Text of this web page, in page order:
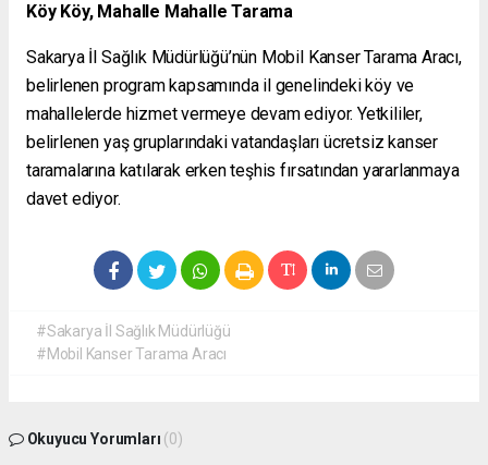
Köy Köy, Mahalle Mahalle Tarama
Sakarya İl Sağlık Müdürlüğü’nün Mobil Kanser Tarama Aracı,
belirlenen program kapsamında il genelindeki köy ve
mahallelerde hizmet vermeye devam ediyor. Yetkililer,
belirlenen yaş gruplarındaki vatandaşları ücretsiz kanser
taramalarına katılarak erken teşhis fırsatından yararlanmaya
davet ediyor.
#Sakarya İl Sağlık Müdürlüğü
#Mobil Kanser Tarama Aracı
Okuyucu Yorumları (0)